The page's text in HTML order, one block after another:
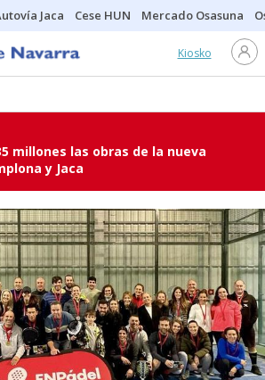
Jaca Cese HUN Mercado Osasuna
Kiosko
millones las obras de la nueva
y Jaca